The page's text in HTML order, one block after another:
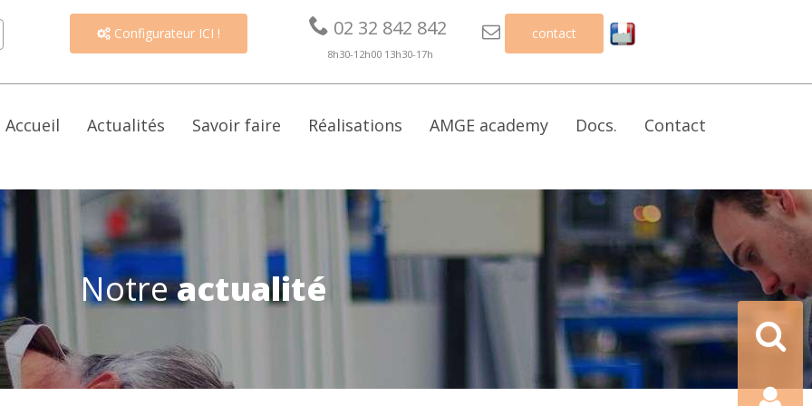
 Configurateur ICI !  02 32 842 842
8h30-12h00 13h30-17h
 contact
Accueil Actualités Savoir faire Réalisations AMGE academy Docs. Contact
Notreactualité